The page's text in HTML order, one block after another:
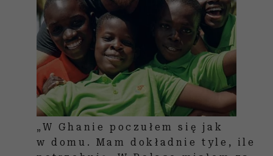
„W Ghanie poczułem się jak
w domu. Mam dokładnie tyle, ile